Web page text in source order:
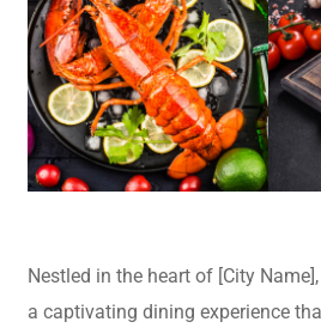
Nestled in the heart of [City
a captivating dining experience